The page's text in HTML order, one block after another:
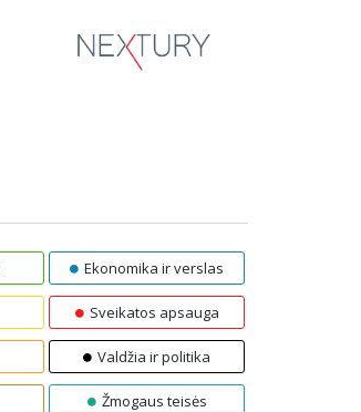
Ekonomika ir verslas
Sveikatos apsauga
Valdžia ir politika
Žmogaus teisės